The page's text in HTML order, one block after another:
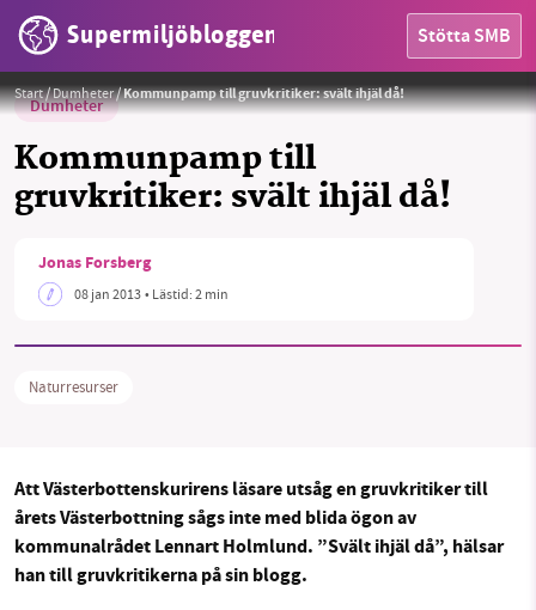
Supermiljöbloggen Stötta SMB
Sök Sparade inlägg Tipsa oss
Facebook Instagram BlueSky
Start/Dumheter/Kommunpamp till gruvkritiker: svält ihjäl då!
Dumheter
Kommunpamp till
gruvkritiker: svält ihjäl då!
Jonas Forsberg
08 jan 2013• Lästid:2 min
Naturresurser
Att Västerbottenskurirens läsare utsåg en gruvkritiker till
årets Västerbottning sågs inte med blida ögon av
kommunalrådet Lennart Holmlund. ”Svält ihjäl då”, hälsar
han till gruvkritikerna på sin blogg.